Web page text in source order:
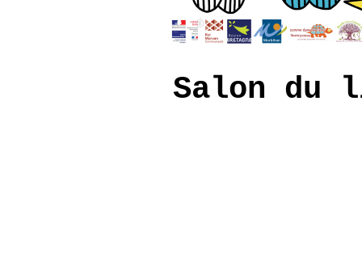
Salon du